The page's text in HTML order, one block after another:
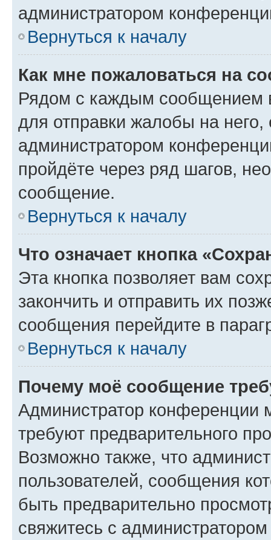
администратором
Вернуться к началу
Как мне пожаловаться на
Рядом с каждым сообщением
для отправки жалобы на
администратором
пройдёте через ряд шагов,
сообщение.
Вернуться к началу
Что означает кнопка
Эта кнопка позволяет вам
закончить и отправить их
сообщения перейдите в
Вернуться к началу
Почему моё сообщение
Администратор конференции
требуют предварительного
Возможно также, что
пользователей, сообщения
быть предварительно
свяжитесь с